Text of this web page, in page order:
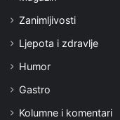
Zanimljivosti
Ljepota i zdravlje
Humor
Gastro
Kolumne i komentari